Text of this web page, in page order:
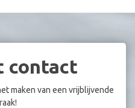
contact
maken van een vrijblijvende